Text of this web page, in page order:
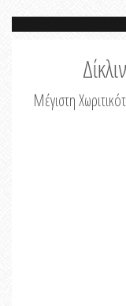
Μέγιστη